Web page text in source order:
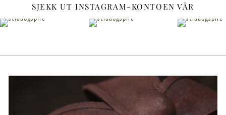
SJEKK UT INSTAGRAM-KONTOEN VÅR